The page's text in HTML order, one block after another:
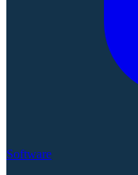
Software